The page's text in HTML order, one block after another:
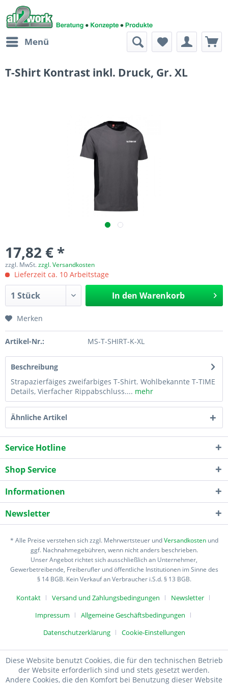
Menü
T-Shirt Kontrast inkl. Druck, Gr. XL
17,82 € *
zzgl. MwSt.zzgl. Versandkosten
Lieferzeit ca. 10 Arbeitstage
In den Warenkorb
Merken
Artikel-Nr.: MS-T-SHIRT-K-XL
Beschreibung
Strapazierfäiges zweifarbiges T-Shirt. Wohlbekannte T-TIME
Details, Vierfacher Rippabschluss.... mehr
Ähnliche Artikel
Service Hotline
Shop Service
Informationen
Newsletter
* Alle Preise verstehen sich zzgl. Mehrwertsteuer undVersandkostenund
ggf. Nachnahmegebühren, wenn nicht anders beschrieben.
Unser Angebot richtet sich ausschließlich an Unternehmer,
Gewerbetreibende, Freiberufler und öffentliche Institutionen im Sinne des
§ 14 BGB. Kein Verkauf an Verbraucher i.S.d. § 13 BGB.
Kontakt Versand und Zahlungsbedingungen
Newsletter
Impressum
Allgemeine Geschäftsbedingungen
Datenschutzerklärung
Cookie-Einstellungen
Diese Website benutzt Cookies, die für den technischen Betrieb
der Website erforderlich sind und stets gesetzt werden.
Andere Cookies, die den Komfort bei Benutzung dieser Website